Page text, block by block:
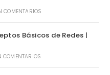
COMENTARIOS
Básicos de Redes |
COMENTARIOS